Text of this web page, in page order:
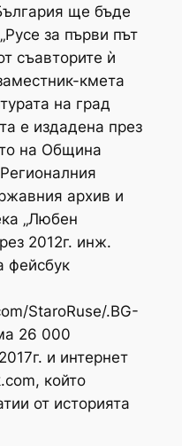
ще бъде
за първи път
съавторите ѝ
кмета
на град
е издадена през
на Община
архив и
„Любен
2012г. инж.
фейсбук
StaroRuse/.BG-
26 000
и интернет
който
от историята